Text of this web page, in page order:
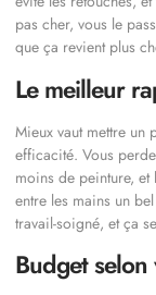
pas cher, vous le
que ça revient plus
Le meilleur
Mieux vaut mettre un
efficacité. Vous
moins de peinture,
entre les mains un
travail-soigné, et ça
Budget